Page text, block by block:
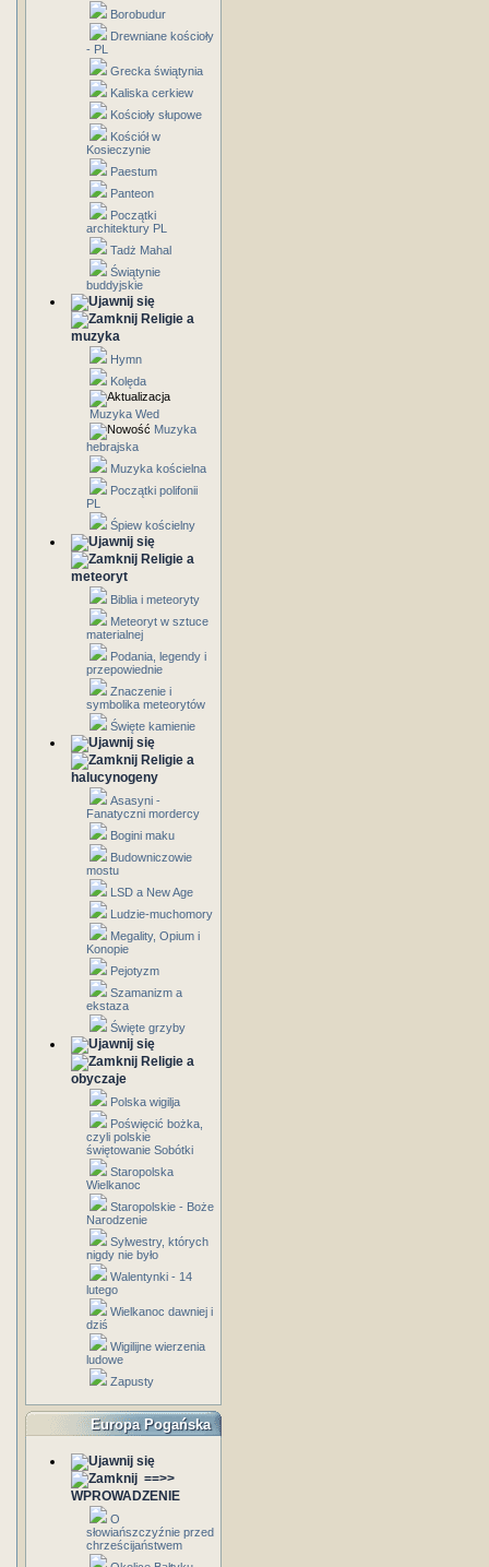
Borobudur
Drewniane kościoły
- PL
Grecka świątynia
Kaliska cerkiew
Kościoły słupowe
Kościół w
Kosieczynie
Paestum
Panteon
Początki
architektury PL
Tadż Mahal
Świątynie
buddyjskie
Religie a
muzyka
Hymn
Kolęda
Muzyka Wed
Muzyka
hebrajska
Muzyka kościelna
Początki polifonii
PL
Śpiew kościelny
Religie a
meteoryt
Biblia i meteoryty
Meteoryt w sztuce
materialnej
Podania, legendy i
przepowiednie
Znaczenie i
symbolika meteorytów
Święte kamienie
Religie a
halucynogeny
Asasyni -
Fanatyczni mordercy
Bogini maku
Budowniczowie
mostu
LSD a New Age
Ludzie-muchomory
Megality, Opium i
Konopie
Pejotyzm
Szamanizm a
ekstaza
Święte grzyby
Religie a
obyczaje
Polska wigilja
Poświęcić bożka,
czyli polskie
świętowanie Sobótki
Staropolska
Wielkanoc
Staropolskie - Boże
Narodzenie
Sylwestry, których
nigdy nie było
Walentynki - 14
lutego
Wielkanoc dawniej i
dziś
Wigilijne wierzenia
ludowe
Zapusty
Europa Pogańska
==>>
WPROWADZENIE
O
słowiańszczyźnie przed
chrześcijaństwem